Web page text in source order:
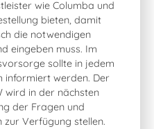
wie Columba und
bieten, damit
die notwendigen
eingeben muss. Im
sollte in jedem
informiert werden. Der
wird in der nächsten
der Fragen und
Verfügung stellen.